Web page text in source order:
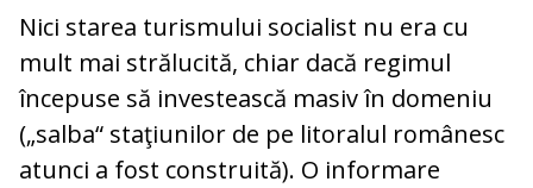
Nici starea turismului socialist nu era cu
mult mai strălucită, chiar dacă regimul
începuse să investească masiv în domeniu
(„salba“ staţiunilor de pe li­to­ra­lul românesc
atunci a fost construită). O informare